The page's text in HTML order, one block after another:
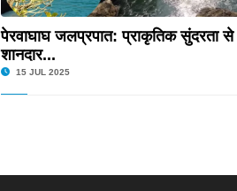
पेरवाघाघ जलप्रपात: प्राकृतिक सुंदरता
शानदार...
15 JUL 2025